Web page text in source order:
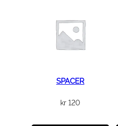
SPACER
kr 120